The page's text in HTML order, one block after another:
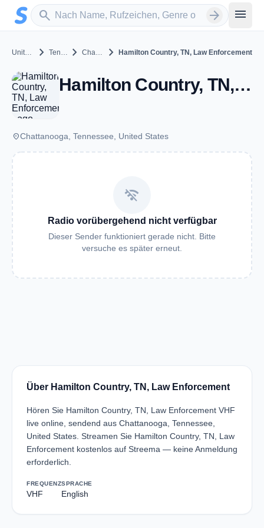
Zum Hauptinhalt springen
search
Sender suchen arrow_forward menu
United States chevron_right Tennessee chevron_right Chattanooga chevron_right Hamilton Country, TN, Law Enforcement
Hamilton Country, TN, Law Enforcement - VHF - Chattanooga, TN
placeChattanooga, Tennessee, United States
wifi_off
Radio vorübergehend nicht verfügbar
Dieser Sender funktioniert gerade nicht. Bitte
versuche es später erneut.
Über Hamilton Country, TN, Law Enforcement
Hören Sie Hamilton Country, TN, Law Enforcement VHF
live online, sendend aus Chattanooga, Tennessee,
United States. Streamen Sie Hamilton Country, TN, Law
Enforcement kostenlos auf Streema — keine Anmeldung
erforderlich.
FREQUENZ
VHF
SPRACHE
English